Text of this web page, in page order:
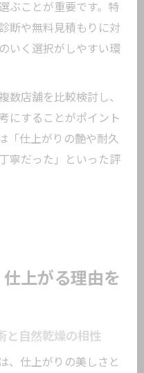
ぶことが重要です。特
断や無料見積もりに対
いく選択がしやすい環
数店舗を比較検討し、
にすることがポイント
「仕上がりの艶や耐久
寧だった」といった評
上がる理由を
と自然乾燥の相性
、仕上がりの美しさと